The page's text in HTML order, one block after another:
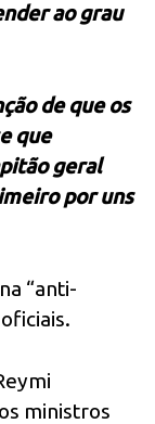
ao grau
de que os
que
geral
por uns
“anti-
ministros